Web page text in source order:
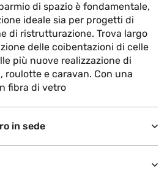
di spazio è fondamentale,
ideale sia per progetti di
di ristrutturazione. Trova largo
delle coibentazioni di celle
più nuove realizzazione di
roulotte e caravan. Con una
fibra di vetro
in sede